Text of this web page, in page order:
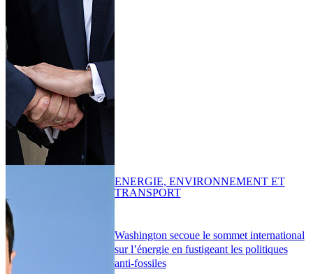
Washington secoue le sommet international
sur l’énergie en fustigeant les politiques
anti-fossiles
ENERGIE, ENVIRONNEMENT ET
TRANSPORT